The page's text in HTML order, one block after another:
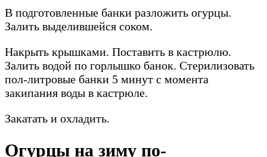
В подготовленные банки разложить огурцы.
Залить выделившейся соком.
Накрыть крышками. Поставить в кастрюлю.
Залить водой по горлышко банок. Стерилизовать
пол-литровые банки 5 минут с момента
закипания воды в кастрюле.
Закатать и охладить.
Огурцы на зиму по-